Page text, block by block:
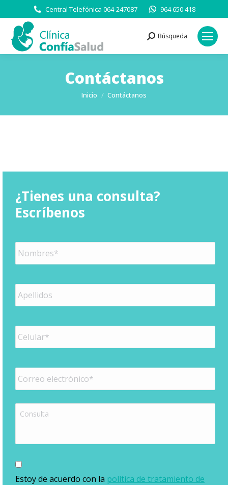
Central Telefónica 064-247087 964 650 418
Buscar:
Búsqueda
Contáctanos
Estás aquí:
Inicio Contáctanos
¿Tienes una consulta?
Escríbenos
Nombres *
Apellidos *
Teléfono* *
Correo
electrónico* *
Consulta
*
Estoy de acuerdo con la política de tratamiento de